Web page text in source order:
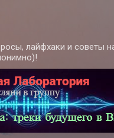
лайфхаки и советы